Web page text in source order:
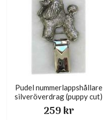
Pudel nummerlappshållare
silveröverdrag (puppy cut)
259 kr